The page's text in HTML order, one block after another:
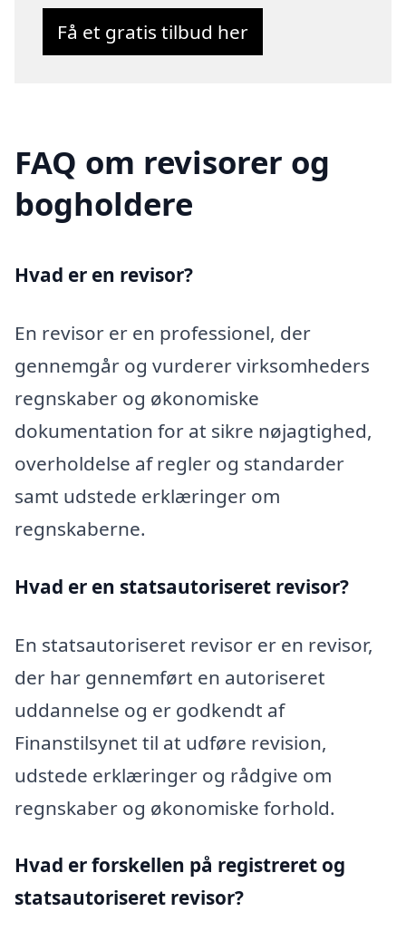
Få et gratis tilbud her
FAQ om revisorer og
bogholdere
Hvad er en revisor?
En revisor er en professionel, der
gennemgår og vurderer virksomheders
regnskaber og økonomiske
dokumentation for at sikre nøjagtighed,
overholdelse af regler og standarder
samt udstede erklæringer om
regnskaberne.
Hvad er en statsautoriseret revisor?
En statsautoriseret revisor er en revisor,
der har gennemført en autoriseret
uddannelse og er godkendt af
Finanstilsynet til at udføre revision,
udstede erklæringer og rådgive om
regnskaber og økonomiske forhold.
Hvad er forskellen på registreret og
statsautoriseret revisor?